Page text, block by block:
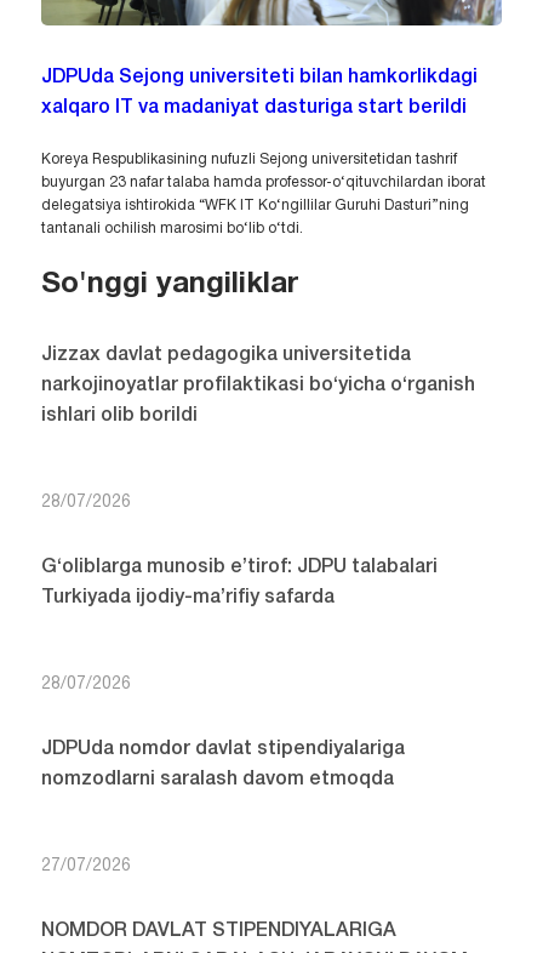
JDPUda Sejong universiteti bilan hamkorlikdagi
xalqaro IT va madaniyat dasturiga start berildi
Koreya Respublikasining nufuzli Sejong universitetidan tashrif
buyurgan 23 nafar talaba hamda professor-o‘qituvchilardan iborat
delegatsiya ishtirokida “WFK IT Ko‘ngillilar Guruhi Dasturi”ning
tantanali ochilish marosimi bo‘lib o‘tdi.
So'nggi yangiliklar
Jizzax davlat pedagogika universitetida
narkojinoyatlar profilaktikasi bo‘yicha o‘rganish
ishlari olib borildi
28/07/2026
G‘oliblarga munosib e’tirof: JDPU talabalari
Turkiyada ijodiy-ma’rifiy safarda
28/07/2026
JDPUda nomdor davlat stipendiyalariga
nomzodlarni saralash davom etmoqda
27/07/2026
NOMDOR DAVLAT STIPENDIYALARIGA